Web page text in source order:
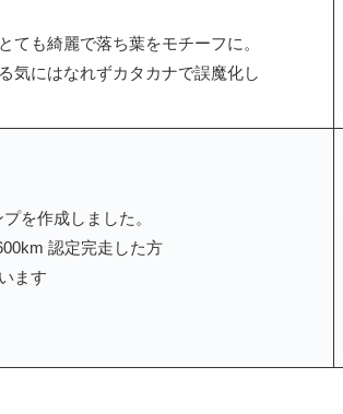
ても綺麗で落ち葉をモチーフに。
気にはなれずカタカナで誤魔化し
を作成しました。
認定完走した方
ます